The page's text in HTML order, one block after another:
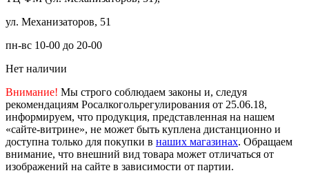
ул. Механизаторов, 51
пн-вс 10-00 до 20-00
Нет наличии
Внимание! Мы строго соблюдаем законы и, следуя
рекомендациям Росалкогольрегулирования от 25.06.18,
информируем, что продукция, представленная на нашем
«сайте-витрине», не может быть куплена дистанционно и
доступна только для покупки в наших магазинах. Обращаем
внимание, что внешний вид товара может отличаться от
изображений на сайте в зависимости от партии.